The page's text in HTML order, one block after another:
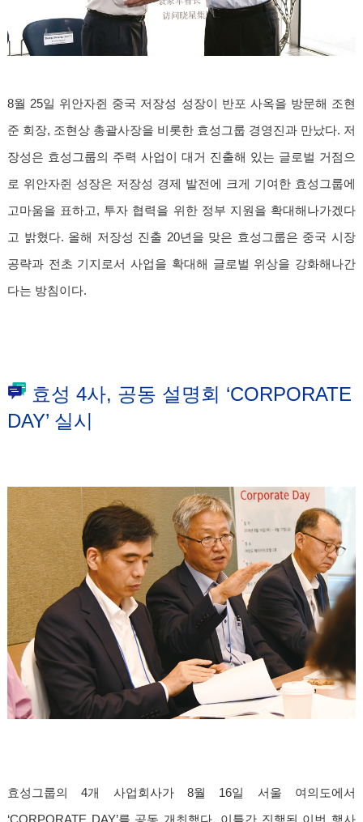
8월 25일 위안자쥔 중국 저장성 성장이 반포 사옥을 방문해 조현
준 회장, 조현상 총괄사장을 비롯한 효성그룹 경영진과 만났다. 저
장성은 효성그룹의 주력 사업이 대거 진출해 있는 글로벌 거점으
로 위안자쥔 성장은 저장성 경제 발전에 크게 기여한 효성그룹에
고마움을 표하고, 투자 협력을 위한 정부 지원을 확대해나가겠다
고 밝혔다. 올해 저장성 진출 20년을 맞은 효성그룹은 중국 시장
공략과 전초 기지로서 사업을 확대해 글로벌 위상을 강화해나간
다는 방침이다.
효성 4사, 공동 설명회 ‘CORPORATE
DAY’ 실시
효성그룹의 4개 사업회사가 8월 16일 서울 여의도에서